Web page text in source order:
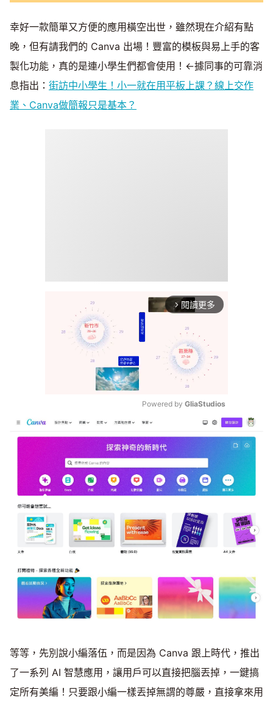
幸好一款簡單又方便的應用橫空出世，雖然現在介紹有點
晚，但有請我們的 Canva 出場！豐富的模板與易上手的客
製化功能，真的是連小學生們都會使用！←據同事的可靠消
息指出： 街訪中小學生！小一就在用平板上課？線上交作
業、Canva做簡報只是基本？
arrow_forward_ios 閱讀更多
Mute
Powered by GliaStudios
等等，先別說小編落伍，而是因為 Canva 跟上時代，推出
了一系列 AI 智慧應用，讓用戶可以直接把腦丟掉，一鍵搞
定所有美編！只要跟小編一樣丟掉無謂的尊嚴，直接拿來用